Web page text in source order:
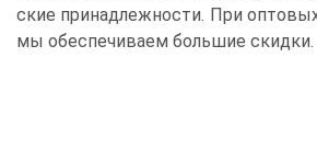
ские принадлежности. При
мы обеспечиваем большие скидки.